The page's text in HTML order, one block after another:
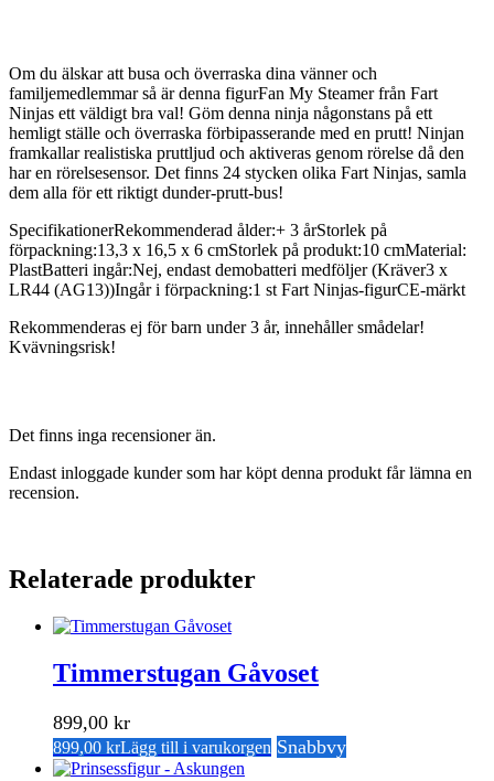
Om du älskar att busa och överraska dina vänner och
familjemedlemmar så är denna figurFan My Steamer från Fart
Ninjas ett väldigt bra val! Göm denna ninja någonstans på ett
hemligt ställe och överraska förbipasserande med en prutt! Ninjan
framkallar realistiska pruttljud och aktiveras genom rörelse då den
har en rörelsesensor. Det finns 24 stycken olika Fart Ninjas, samla
dem alla för ett riktigt dunder-prutt-bus!
SpecifikationerRekommenderad ålder:+ 3 årStorlek på
förpackning:13,3 x 16,5 x 6 cmStorlek på produkt:10 cmMaterial:
PlastBatteri ingår:Nej, endast demobatteri medföljer (Kräver3 x
LR44 (AG13))Ingår i förpackning:1 st Fart Ninjas-figurCE-märkt
Rekommenderas ej för barn under 3 år, innehåller smådelar!
Kvävningsrisk!
Det finns inga recensioner än.
Endast inloggade kunder som har köpt denna produkt får lämna en
recension.
Relaterade produkter
Timmerstugan Gåvoset
899,00 kr
899,00 krLägg till i varukorgen Snabbvy